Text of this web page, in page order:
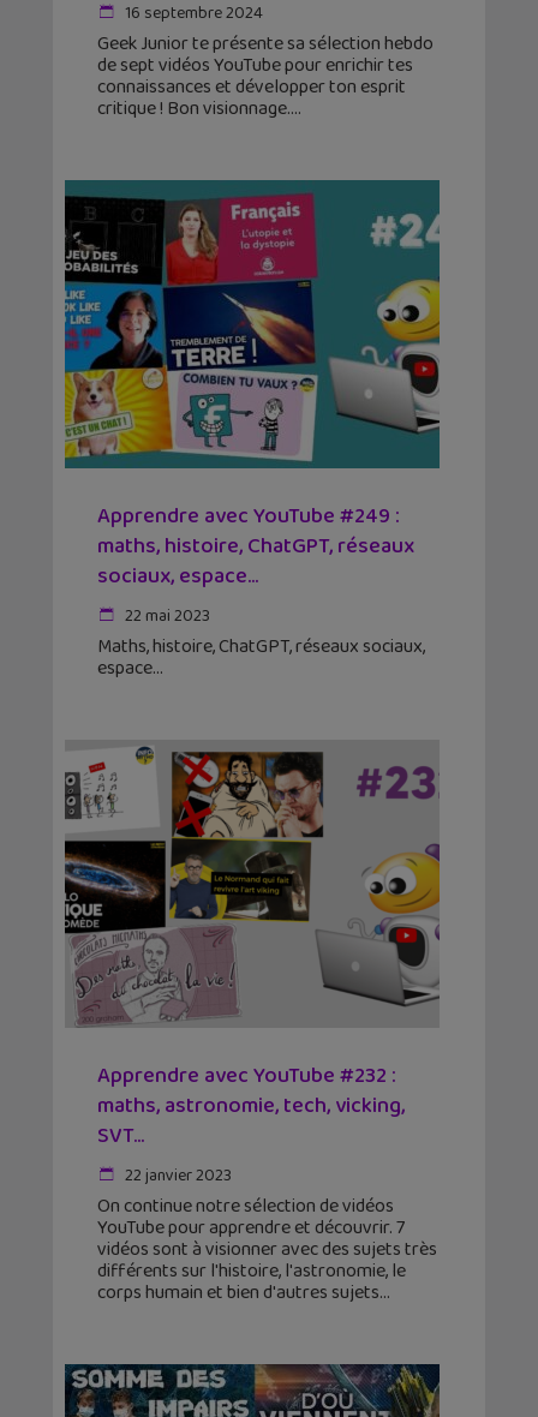
16 septembre 2024
Geek Junior te présente sa sélection hebdo
de sept vidéos YouTube pour enrichir tes
connaissances et développer ton esprit
critique ! Bon visionnage.
Apprendre avec YouTube #249 :
maths, histoire, ChatGPT, réseaux
sociaux, espace…
22 mai 2023
Maths, histoire, ChatGPT, réseaux sociaux,
espace
Apprendre avec YouTube #232 :
maths, astronomie, tech, vicking,
SVT…
22 janvier 2023
On continue notre sélection de vidéos
YouTube pour apprendre et découvrir. 7
vidéos sont à visionner avec des sujets très
différents sur l'histoire, l'astronomie, le
corps humain et bien d'autres sujets